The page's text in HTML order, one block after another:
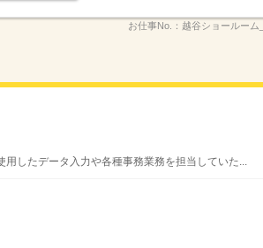
お仕事No.： 越谷ショールーム
したデータ入力や各種事務業務を担当していた...